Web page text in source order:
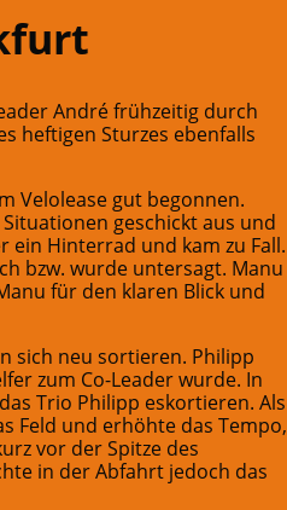
André frühzeitig durch
heftigen Sturzes ebenfalls
Velolease gut begonnen.
geschickt aus und
ein Hinterrad und kam zu Fall.
bzw. wurde untersagt. Manu
für den klaren Blick und
sich neu sortieren. Philipp
zum Co-Leader wurde. In
Trio Philipp eskortieren. Als
Feld und erhöhte das Tempo,
vor der Spitze des
in der Abfahrt jedoch das